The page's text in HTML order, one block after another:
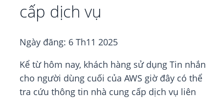
cấp dịch vụ
Ngày đăng: 6 Th11 2025
Kể từ hôm nay, khách hàng sử dụng Tin nhắn
cho người dùng cuối của AWS giờ đây có thể
tra cứu thông tin nhà cung cấp dịch vụ liên